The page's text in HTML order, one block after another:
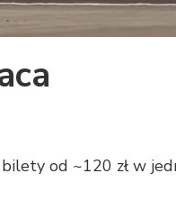
od ~120 zł w